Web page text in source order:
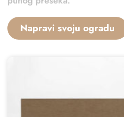
Napravi svoju ogradu